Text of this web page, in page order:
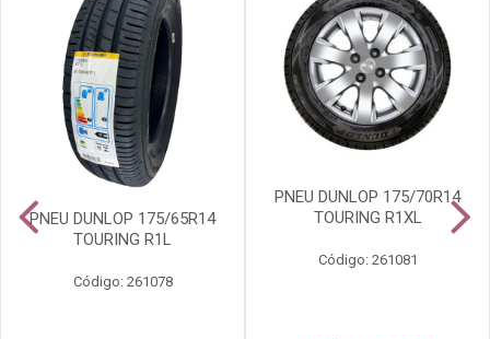
PNEU DUNLOP 175/65R14
TOURING R1L
Código: 261078
PNEU DUNLOP 175/70R14
TOURING R1XL
Código: 261081